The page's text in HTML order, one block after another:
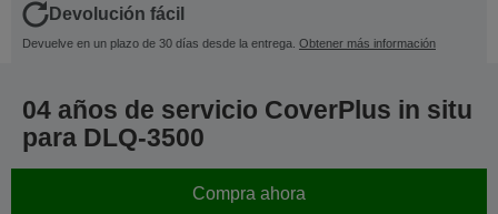
Devolución fácil
Devuelve en un plazo de 30 días desde la entrega. Obtener más información
04 años de servicio CoverPlus in situ
para DLQ-3500
Compra ahora